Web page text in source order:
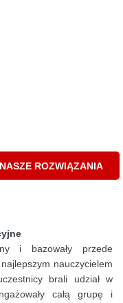
ROZWIĄZANIA
i bazowały przede
nauczycielem
brali udział w
całą grupę i